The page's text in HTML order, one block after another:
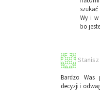
Wy i w
bo
Stanisz
Bardzo Was
decyzji i